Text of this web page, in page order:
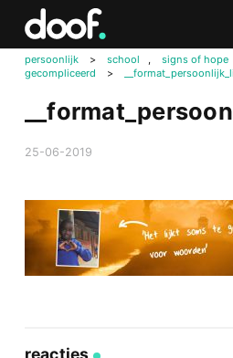
persoonlijk > school , signs of hope
gecompliceerd
>
25-06-2019
reacties
in
Doof.nl